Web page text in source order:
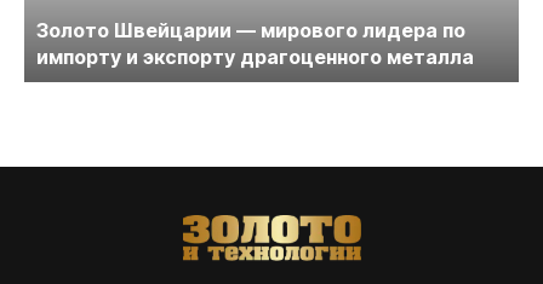
Золото Швейцарии — мирового лидера по
импорту и экспорту драгоценного металла